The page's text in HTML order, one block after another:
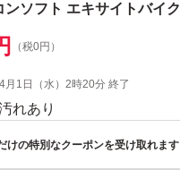
ンソフト エキサイトバイク
（税0円）
4月1日（水）2時20分 終了
れあり
けの特別なクーポンを受け取れます